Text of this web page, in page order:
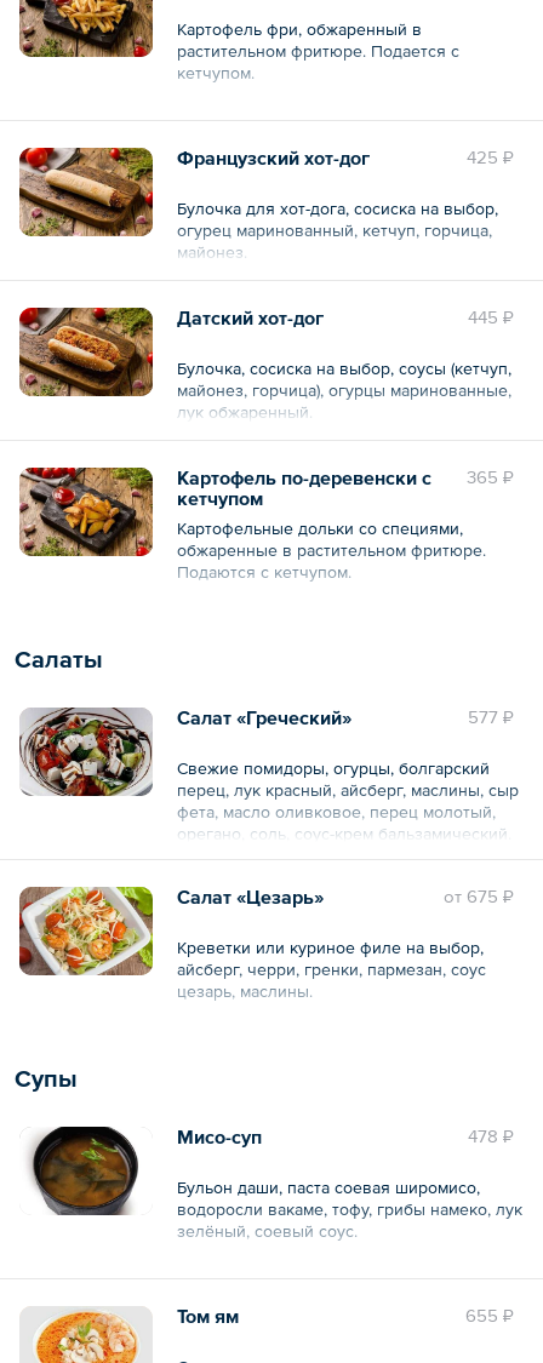
Картофель фри, обжаренный в
растительном фритюре. Подается с
кетчупом.
Общий вес – 200 г
425 ₽
Французский хот-дог
Булочка для хот-дога, сосиска на выбор,
огурец маринованный, кетчуп, горчица,
майонез.
445 ₽
Датский хот-дог
Булочка, сосиска на выбор, соусы (кетчуп,
майонез, горчица), огурцы маринованные,
лук обжаренный.
365 ₽
Картофель по-деревенски с
кетчупом
Картофельные дольки со специями,
обжаренные в растительном фритюре.
Подаются с кетчупом.
Салаты
577 ₽
Салат «Греческий»
Свежие помидоры, огурцы, болгарский
перец, лук красный, айсберг, маслины, сыр
фета, масло оливковое, перец молотый,
орегано, соль, соус-крем бальзамический.
oт 675 ₽
Салат «Цезарь»
Креветки или куриное филе на выбор,
айсберг, черри, гренки, пармезан, соус
цезарь, маслины.
Супы
478 ₽
Мисо-суп
Бульон даши, паста соевая широмисо,
водоросли вакаме, тофу, грибы намеко, лук
зелёный, соевый соус.
Общий объем – 350 мл
655 ₽
Том ям